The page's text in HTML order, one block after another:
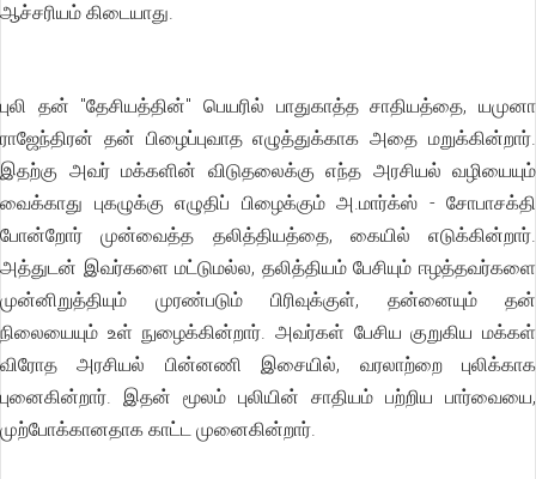
ஆச்சரியம் கிடையாது.
புலி தன் "தேசியத்தின்" பெயரில் பாதுகாத்த சாதியத்தை, யமுனா
ராஜேந்திரன் தன் பிழைப்புவாத எழுத்துக்காக அதை மறுக்கின்றார்.
இதற்கு அவர் மக்களின் விடுதலைக்கு எந்த அரசியல் வழியையும்
வைக்காது புகழுக்கு எழுதிப் பிழைக்கும் அ.மார்க்ஸ் - சோபாசக்தி
போன்றோர் முன்வைத்த தலித்தியத்தை, கையில் எடுக்கின்றார்.
அத்துடன் இவர்களை மட்டுமல்ல, தலித்தியம் பேசியும் ஈழத்தவர்களை
முன்னிறுத்தியும் முரண்படும் பிரிவுக்குள், தன்னையும் தன்
நிலையையும் உள் நுழைக்கின்றார். அவர்கள் பேசிய குறுகிய மக்கள்
விரோத அரசியல் பின்னணி இசையில், வரலாற்றை புலிக்காக
புனைகின்றார். இதன் மூலம் புலியின் சாதியம் பற்றிய பார்வையை,
முற்போக்கானதாக காட்ட முனைகின்றார்.